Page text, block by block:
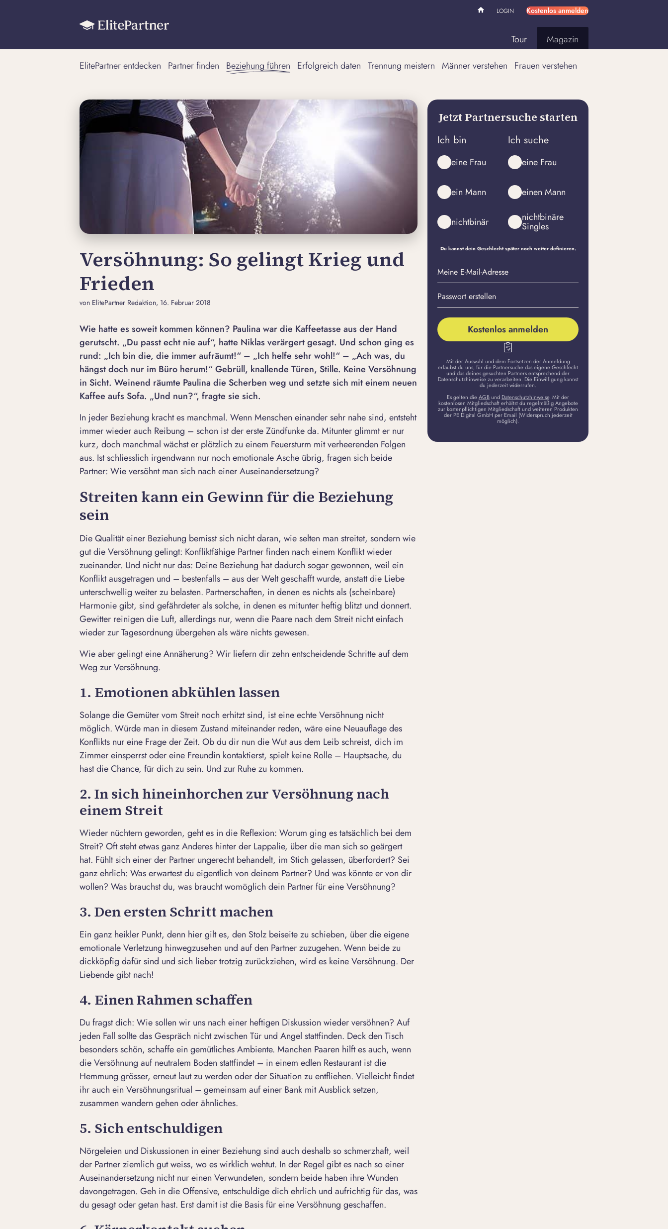
LOGIN Kostenlos anmelden
Tour Magazin
ElitePartner entdecken Partner finden Beziehung führen Erfolgreich daten Trennung meistern Männer verstehen Frauen verstehen
Versöhnung: So gelingt Krieg und
Frieden
von ElitePartner Redaktion, 16. Februar 2018
Wie hatte es soweit kommen können? Paulina war die Kaffeetasse aus der Hand
gerutscht. „Du passt echt nie auf“, hatte Niklas verärgert gesagt. Und schon ging es
rund: „Ich bin die, die immer aufräumt!“ – „Ich helfe sehr wohl!“ – „Ach was, du
hängst doch nur im Büro herum!“ Gebrüll, knallende Türen, Stille. Keine Versöhnung
in Sicht. Weinend räumte Paulina die Scherben weg und setzte sich mit einem neuen
Kaffee aufs Sofa. „Und nun?“, fragte sie sich.
In jeder Beziehung kracht es manchmal. Wenn Menschen einander sehr nahe sind, entsteht
immer wieder auch Reibung – schon ist der erste Zündfunke da. Mitunter glimmt er nur
kurz, doch manchmal wächst er plötzlich zu einem Feuersturm mit verheerenden Folgen
aus. Ist schliesslich irgendwann nur noch emotionale Asche übrig, fragen sich beide
Partner: Wie versöhnt man sich nach einer Auseinandersetzung?
Streiten kann ein Gewinn für die Beziehung
sein
Die Qualität einer Beziehung bemisst sich nicht daran, wie selten man streitet, sondern wie
gut die Versöhnung gelingt: Konfliktfähige Partner finden nach einem Konflikt wieder
zueinander. Und nicht nur das: Deine Beziehung hat dadurch sogar gewonnen, weil ein
Konflikt ausgetragen und – bestenfalls – aus der Welt geschafft wurde, anstatt die Liebe
unterschwellig weiter zu belasten. Partnerschaften, in denen es nichts als (scheinbare)
Harmonie gibt, sind gefährdeter als solche, in denen es mitunter heftig blitzt und donnert.
Gewitter reinigen die Luft, allerdings nur, wenn die Paare nach dem Streitnicht einfach
wieder zur Tagesordnung übergehen als wäre nichts gewesen.
Wie aber gelingt eine Annäherung? Wir liefern dir zehn entscheidende Schritte auf dem
Weg zur Versöhnung.
1. Emotionen abkühlen lassen
Solange die Gemüter vom Streit noch erhitzt sind, ist eine echte Versöhnung nicht
möglich. Würde man in diesem Zustand miteinander reden, wäre eine Neuauflage des
Konflikts nur eine Frage der Zeit. Ob du dir nun die Wut aus dem Leib schreist, dich im
Zimmer einsperrst oder eine Freundin kontaktierst, spielt keine Rolle – Hauptsache, du
hast die Chance, für dich zu sein. Und zur Ruhe zu kommen.
2. In sich hineinhorchen zur Versöhnung nach
einem Streit
Wieder nüchtern geworden, geht es in die Reflexion: Worum ging es tatsächlich bei dem
Streit? Oft steht etwas ganz Anderes hinter der Lappalie, über die man sich so geärgert
hat. Fühlt sich einer der Partner ungerecht behandelt, im Stich gelassen, überfordert? Sei
ganz ehrlich: Was erwartest du eigentlich von deinem Partner? Und was könnte er von dir
wollen? Was brauchst du, was braucht womöglich dein Partner für eine Versöhnung?
3. Den ersten Schritt machen
Ein ganz heikler Punkt, denn hier gilt es, den Stolz beiseite zu schieben, über die eigene
emotionale Verletzung hinwegzusehen und auf den Partner zuzugehen. Wenn beide zu
dickköpfig dafür sind und sich lieber trotzig zurückziehen, wird es keine Versöhnung. Der
Liebende gibt nach!
4. Einen Rahmen schaffen
Du fragst dich: Wie sollen wir uns nach einer heftigen Diskussion wieder versöhnen? Auf
jeden Fall sollte das Gespräch nicht zwischen Tür und Angel stattfinden. Deck den Tisch
besonders schön, schaffe ein gemütliches Ambiente. Manchen Paaren hilft es auch, wenn
die Versöhnung auf neutralem Boden stattfindet – in einem edlen Restaurant ist die
Hemmung grösser, erneut laut zu werden oder der Situation zu entfliehen. Vielleicht findet
ihr auch ein Versöhnungsritual – gemeinsam auf einer Bank mit Ausblick setzen,
zusammen wandern gehen oder ähnliches.
5. Sich entschuldigen
Nörgeleien und Diskussionen in einer Beziehung sind auch deshalb so schmerzhaft, weil
der Partner ziemlich gut weiss, wo es wirklich wehtut. In der Regel gibt es nach so einer
Auseinandersetzung nicht nur einen Verwundeten, sondern beide haben ihre Wunden
davongetragen. Geh in die Offensive, entschuldige dich ehrlich und aufrichtig für das, was
du gesagt oder getan hast. Erst damit ist die Basis für eine Versöhnung geschaffen.
Jetzt Partnersuche starten
Ich bin
eine Frau
ein Mann
nichtbinär
Ich suche
eine Frau
einen Mann
nichtbinäre
Singles
Du kannst dein Geschlecht später noch weiter definieren.
Meine
E-
Mail-
Adresse
Passwort
erstellen
Kostenlos anmelden
Mit der Auswahl und dem Fortsetzen der Anmeldung
erlaubst du uns, für die Partnersuche das eigene Geschlecht
und das deines gesuchten Partners entsprechend der
Datenschutzhinweise zu verarbeiten. Die Einwilligung kannst
du jederzeit widerrufen.
Es gelten dieAGBund Datenschutzhinweise. Mit der
kostenlosen Mitgliedschaft erhältst du regelmäßig Angebote
zur kostenpflichtigen Mitgliedschaft und weiteren Produkten
der PE Digital GmbH per Email (Widerspruch jederzeit
möglich).